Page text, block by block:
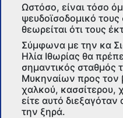
Ωστόσο, είναι τόσο
ψευδοϊσοδομικό
θεωρείται ότι τους
Σύμφωνα με την κα
Ηλία Ιθωρίας θα
σημαντικός σταθμός
Μυκηναίων προς τον
χαλκού, κασσίτερου,
είτε αυτό
την ξηρά.